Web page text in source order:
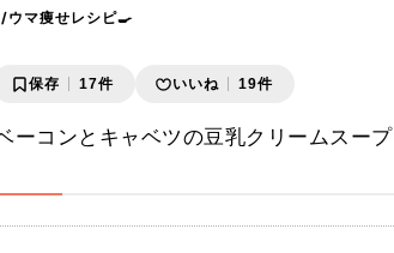
ウマ痩せレシピ🍳
保存 17件 いいね 19件
ーコンとキャベツの豆乳クリームスープ